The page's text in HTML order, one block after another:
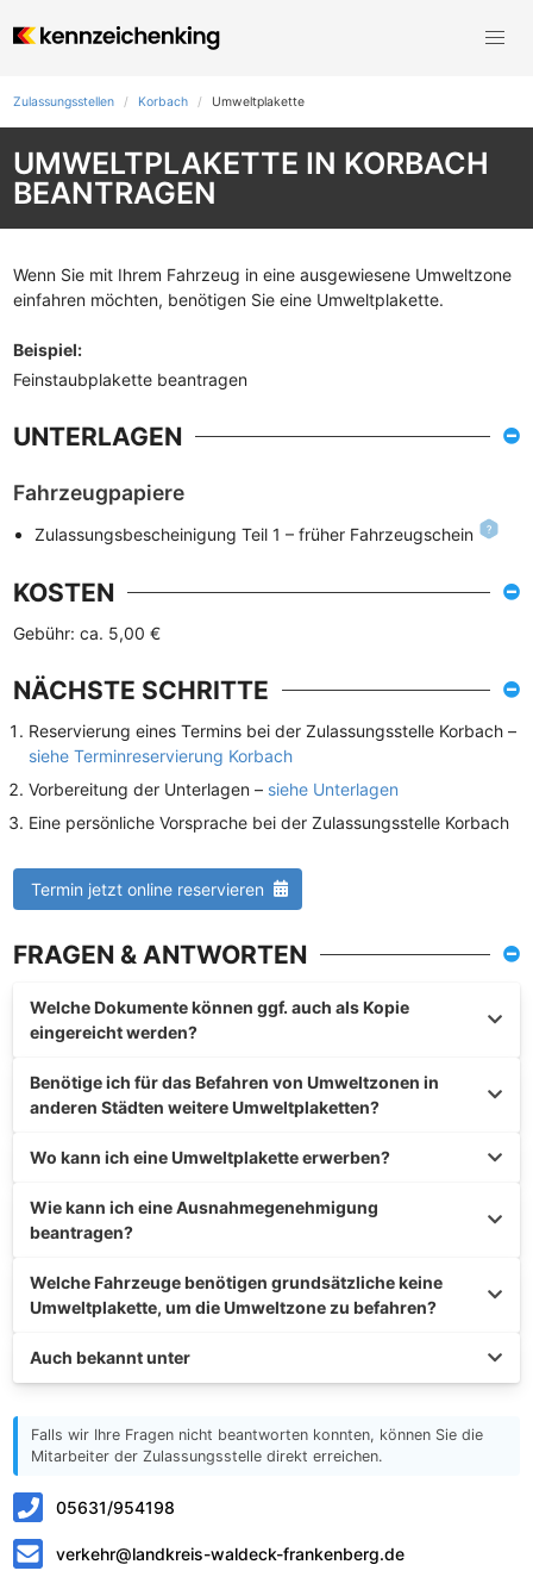
Zulassungsstellen Korbach Umweltplakette
UMWELTPLAKETTE IN KORBACH
BEANTRAGEN
Wenn Sie mit Ihrem Fahrzeug in eine ausgewiesene Umweltzone
einfahren möchten, benötigen Sie eine Umweltplakette.
Beispiel:
Feinstaubplakette beantragen
UNTERLAGEN
Fahrzeugpapiere
Zulassungsbescheinigung Teil 1 – früher Fahrzeugschein
KOSTEN
Gebühr: ca. 5,00 €
NÄCHSTE SCHRITTE
Reservierung eines Termins bei der Zulassungsstelle Korbach –
siehe Terminreservierung Korbach
Vorbereitung der Unterlagen – siehe Unterlagen
Eine persönliche Vorsprache bei der Zulassungsstelle Korbach
Termin jetzt online reservieren
FRAGEN & ANTWORTEN
Welche Dokumente können ggf. auch als Kopie
eingereicht werden?
Benötige ich für das Befahren von Umweltzonen in
anderen Städten weitere Umweltplaketten?
Wo kann ich eine Umweltplakette erwerben?
Wie kann ich eine Ausnahmegenehmigung
beantragen?
Welche Fahrzeuge benötigen grundsätzliche keine
Umweltplakette, um die Umweltzone zu befahren?
Auch bekannt unter
Falls wir Ihre Fragen nicht beantworten konnten, können Sie die
Mitarbeiter der Zulassungsstelle direkt erreichen.
05631/954198
verkehr@landkreis-waldeck-frankenberg.de